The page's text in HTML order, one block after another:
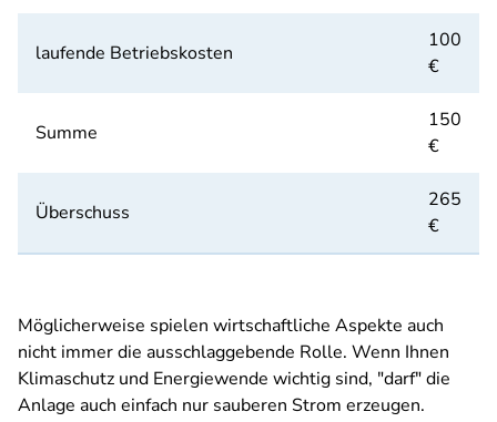
laufende Betriebskosten
100
€
Summe
150
€
Überschuss
265
€
Möglicherweise spielen wirtschaftliche Aspekte auch
nicht immer die ausschlaggebende Rolle. Wenn Ihnen
Klimaschutz und Energiewende wichtig sind, "darf" die
Anlage auch einfach nur sauberen Strom erzeugen.